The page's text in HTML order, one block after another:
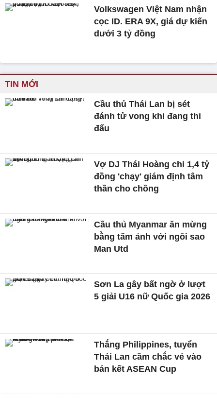
Volkswagen Việt Nam nhận
cọc ID. ERA 9X, giá dự kiến
dưới 3 tỷ đồng
TIN MỚI
Cầu thủ Thái Lan bị sét
đánh tử vong khi đang thi
đấu
Vợ DJ Thái Hoàng chi 1,4 tỷ
đồng 'chạy' giám định tâm
thần cho chồng
Cầu thủ Myanmar ăn mừng
bằng tấm ảnh với ngôi sao
Man Utd
Sơn La gây bất ngờ ở lượt
5 giải U16 nữ Quốc gia 2026
Thắng Philippines, tuyển
Thái Lan cầm chắc vé vào
bán kết ASEAN Cup